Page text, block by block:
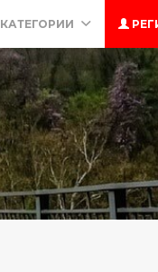
КАТЕГОРИИ